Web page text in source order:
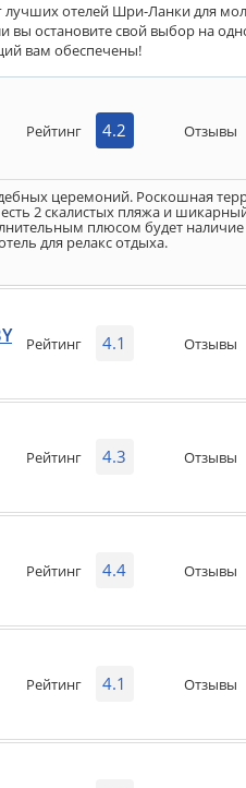
лучших отелей Шри-Ланки для
остановите свой выбор на
вам обеспечены!
Рейтинг 4.2 Отзывы
церемоний. Роскошная
2 скалистых пляжа и
плюсом будет наличие
для релакс отдыха.
Рейтинг 4.1 Отзывы
Рейтинг 4.3 Отзывы
Рейтинг 4.4 Отзывы
Рейтинг 4.1 Отзывы